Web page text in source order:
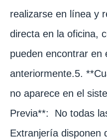
realizarse en línea y
directa en la oficina,
pueden encontrar en
anteriormente.5.
no aparece en el
Previa**: No todas
Extranjería disponen